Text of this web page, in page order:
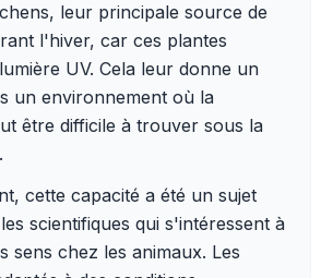
leur principale source de
l'hiver, car ces plantes
UV. Cela leur donne un
un environnement où la
être difficile à trouver sous la
cette capacité a été un sujet
scientifiques qui s'intéressent à
sens chez les animaux. Les